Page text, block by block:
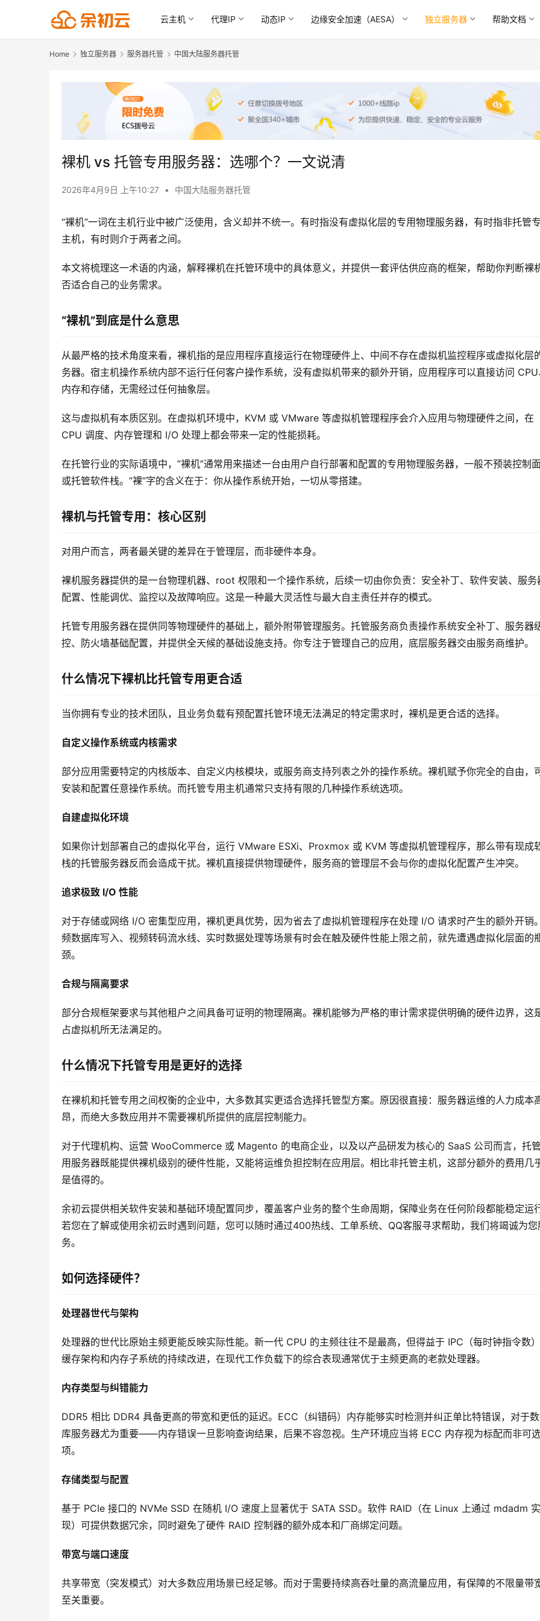
云主机 代理IP 动态IP 边缘安全加速（AESA） 独立服务器 帮助文档
Home 独立服务器 服务器托管 中国大陆服务器托管
裸机 vs 托管专用服务器：选哪个？一文说清
2026年4月9日 上午10:27 • 中国大陆服务器托管
“裸机”一词在主机行业中被广泛使用，含义却并不统一。有时指没有虚拟化层的专用物理服务器，有时指非托管
主机，有时则介于两者之间。
本文将梳理这一术语的内涵，解释裸机在托管环境中的具体意义，并提供一套评估供应商的框架，帮助你判断裸
否适合自己的业务需求。
“裸机”到底是什么意思
从最严格的技术角度来看，裸机指的是应用程序直接运行在物理硬件上、中间不存在虚拟机监控程序或虚拟化层
务器。宿主机操作系统内部不运行任何客户操作系统，没有虚拟机带来的额外开销，应用程序可以直接访问
内存和存储，无需经过任何抽象层。
这与虚拟机有本质区别。在虚拟机环境中，KVM 或 VMware 等虚拟机管理程序会介入应用与物理硬件之间，在
CPU 调度、内存管理和 I/O 处理上都会带来一定的性能损耗。
在托管行业的实际语境中，”裸机”通常用来描述一台由用户自行部署和配置的专用物理服务器，一般不预装控制
或托管软件栈。”裸”字的含义在于：你从操作系统开始，一切从零搭建。
裸机与托管专用：核心区别
对用户而言，两者最关键的差异在于管理层，而非硬件本身。
裸机服务器提供的是一台物理机器、root 权限和一个操作系统，后续一切由你负责：安全补丁、软件安装、服务
配置、性能调优、监控以及故障响应。这是一种最大灵活性与最大自主责任并存的模式。
托管专用服务器在提供同等物理硬件的基础上，额外附带管理服务。托管服务商负责操作系统安全补丁、服务器
控、防火墙基础配置，并提供全天候的基础设施支持。你专注于管理自己的应用，底层服务器交由服务商维护。
什么情况下裸机比托管专用更合适
当你拥有专业的技术团队，且业务负载有预配置托管环境无法满足的特定需求时，裸机是更合适的选择。
自定义操作系统或内核需求
部分应用需要特定的内核版本、自定义内核模块，或服务商支持列表之外的操作系统。裸机赋予你完全的自由，
安装和配置任意操作系统。而托管专用主机通常只支持有限的几种操作系统选项。
自建虚拟化环境
如果你计划部署自己的虚拟化平台，运行 VMware ESXi、Proxmox 或 KVM 等虚拟机管理程序，那么带有现成
栈的托管服务器反而会造成干扰。裸机直接提供物理硬件，服务商的管理层不会与你的虚拟化配置产生冲突。
追求极致 I/O 性能
对于存储或网络 I/O 密集型应用，裸机更具优势，因为省去了虚拟机管理程序在处理 I/O 请求时产生的额外开销
频数据库写入、视频转码流水线、实时数据处理等场景有时会在触及硬件性能上限之前，就先遭遇虚拟化层面的
颈。
合规与隔离要求
部分合规框架要求与其他租户之间具备可证明的物理隔离。裸机能够为严格的审计需求提供明确的硬件边界，这
占虚拟机所无法满足的。
什么情况下托管专用是更好的选择
在裸机和托管专用之间权衡的企业中，大多数其实更适合选择托管型方案。原因很直接：服务器运维的人力成本
昂，而绝大多数应用并不需要裸机所提供的底层控制能力。
对于代理机构、运营 WooCommerce 或 Magento 的电商企业，以及以产品研发为核心的 SaaS 公司而言，托
用服务器既能提供裸机级别的硬件性能，又能将运维负担控制在应用层。相比非托管主机，这部分额外的费用几
是值得的。
余初云提供相关软件安装和基础环境配置同步，覆盖客户业务的整个生命周期，保障业务在任何阶段都能稳定运
若您在了解或使用余初云时遇到问题，您可以随时通过400热线、工单系统、QQ客服寻求帮助，我们将竭诚为您
务。
如何选择硬件？
处理器世代与架构
处理器的世代比原始主频更能反映实际性能。新一代 CPU 的主频往往不是最高，但得益于 IPC（每时钟指令数
缓存架构和内存子系统的持续改进，在现代工作负载下的综合表现通常优于主频更高的老款处理器。
内存类型与纠错能力
DDR5 相比 DDR4 具备更高的带宽和更低的延迟。ECC（纠错码）内存能够实时检测并纠正单比特错误，对于
库服务器尤为重要——内存错误一旦影响查询结果，后果不容忽视。生产环境应当将 ECC 内存视为标配而非可
项。
存储类型与配置
基于 PCIe 接口的 NVMe SSD 在随机 I/O 速度上显著优于 SATA SSD。软件 RAID（在 Linux 上通过 mdadm 实
现）可提供数据冗余，同时避免了硬件 RAID 控制器的额外成本和厂商绑定问题。
带宽与端口速度
共享带宽（突发模式）对大多数应用场景已经足够。而对于需要持续高吞吐量的高流量应用，有保障的不限量带
至关重要。